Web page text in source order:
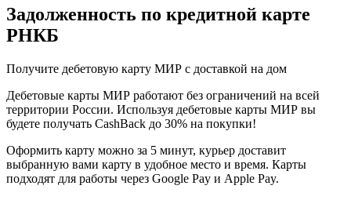
Задолженность по кредитной карте
РНКБ
Получите дебетовую карту МИР с доставкой на дом
Дебетовые карты МИР работают без ограничений на всей
территории России. Используя дебетовые карты МИР вы
будете получать CashBack до 30% на покупки!
Оформить карту можно за 5 минут, курьер доставит
выбранную вами карту в удобное место и время. Карты
подходят для работы через Google Pay и Apple Pay.